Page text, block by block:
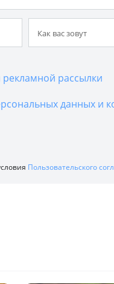
рассылки
данных и
Пользовательского